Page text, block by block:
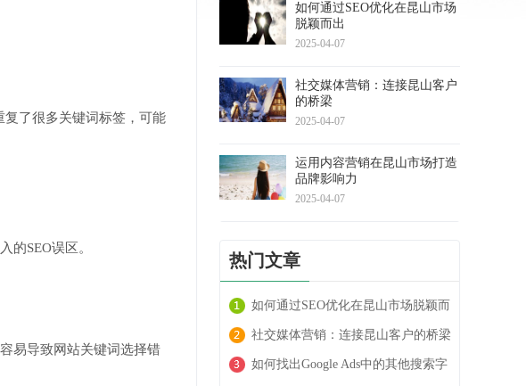
了很多关键词标签，可能
的SEO误区。
易导致网站关键词选择错
如何通过SEO优化在昆山市场
脱颖而出
2025-04-07
社交媒体营销：连接昆山客户
的桥梁
2025-04-07
运用内容营销在昆山市场打造
品牌影响力
2025-04-07
热门文章
如何通过SEO优化在昆山市场脱颖而
出
社交媒体营销：连接昆山客户的桥梁
如何找出Google Ads中的其他搜索字